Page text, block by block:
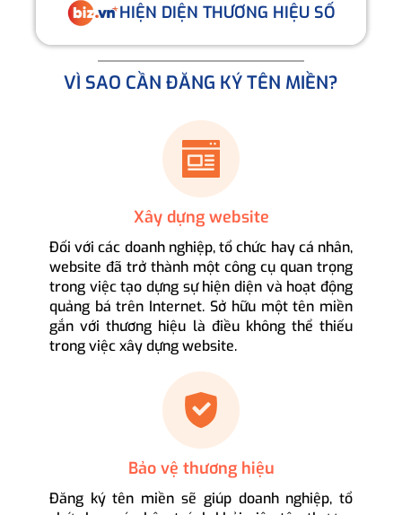
HIỆN DIỆN THƯƠNG HIỆU SỐ
VÌ SAO CẦN ĐĂNG KÝ TÊN MIỀN?
Xây dựng website
Đối với các doanh nghiệp, tổ chức hay cá nhân,
website đã trở thành một công cụ quan trọng
trong việc tạo dựng sự hiện diện và hoạt động
quảng bá trên Internet. Sở hữu một tên miền
gắn với thương hiệu là điều không thể thiếu
trong việc xây dựng website.
Bảo vệ thương hiệu
Đăng ký tên miền sẽ giúp doanh nghiệp, tổ